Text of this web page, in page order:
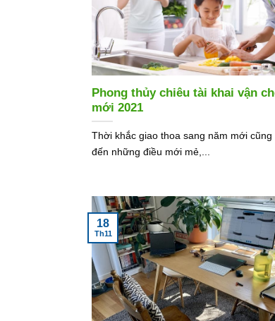
Phong thủy chiêu tài khai vận
mới 2021
Thời khắc giao thoa sang năm mới cũng
đến những điều mới mẻ,...
18
Th11